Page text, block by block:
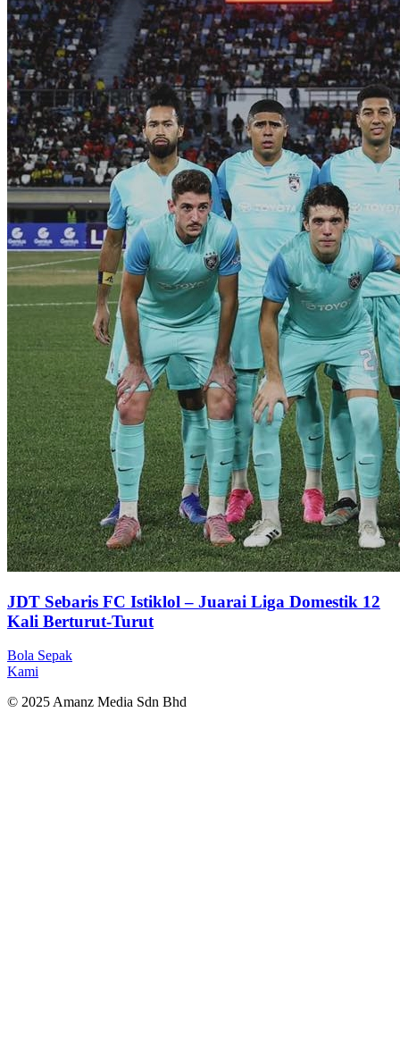
JDT Sebaris FC Istiklol – Juarai Liga Domestik 12
Kali Berturut-Turut
Bola Sepak
Kami
© 2025 Amanz Media Sdn Bhd